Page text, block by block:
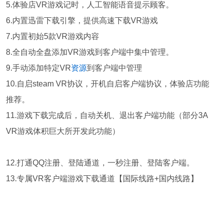
5.体验店VR游戏记时，人工智能语音提示顾客。
6.内置迅雷下载引擎，提供高速下载VR游戏
7.内置初始5款VR游戏内容
8.全自动全盘添加VR游戏到客户端中集中管理。
9.手动添加特定VR资源到客户端中管理
10.自启steam VR协议，开机自启客户端协议，体验店功能
推荐。
11.游戏下载完成后，自动关机、退出客户端功能（部分3A
VR游戏体积巨大所开发此功能）
12.打通QQ注册、登陆通道，一秒注册、登陆客户端。
13.专属VR客户端游戏下载通道【国际线路+国内线路】